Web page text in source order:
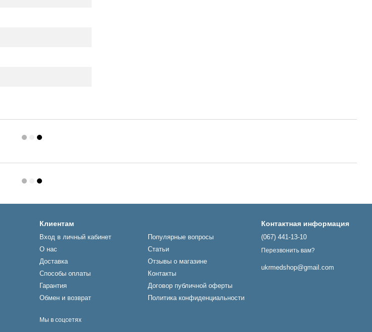
Клиентам
Вход в личный кабинет
О нас
Доставка
Способы оплаты
Гарантия
Обмен и возврат
Популярные вопросы
Статьи
Отзывы о магазине
Контакты
Договор публичной оферты
Политика конфиденциальности
Мы в соцсетях
Контактная информация
(067) 441-13-10
Перезвонить вам?
ukrmedshop@gmail.com